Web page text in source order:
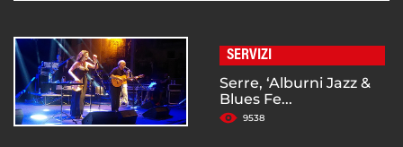
SERVIZI
Serre, ‘Alburni Jazz &
Blues Fe...
9538